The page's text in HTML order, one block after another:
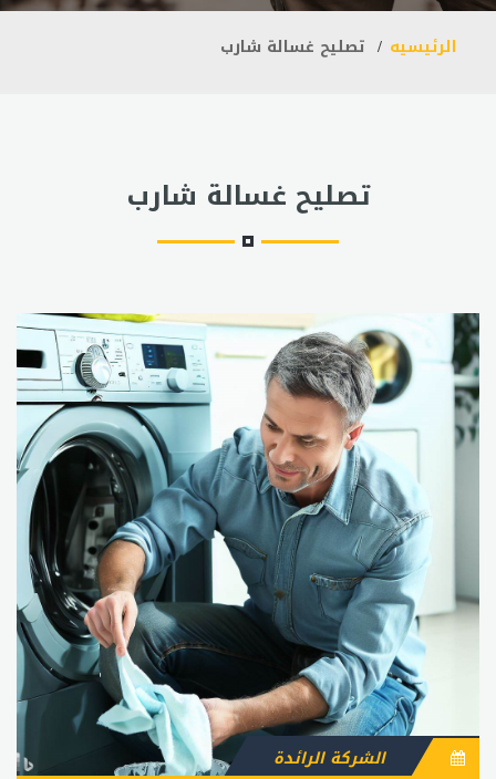
الرئيسيه تصليح غسالة شارب
تصليح غسالة شارب
الشركة الرائدة